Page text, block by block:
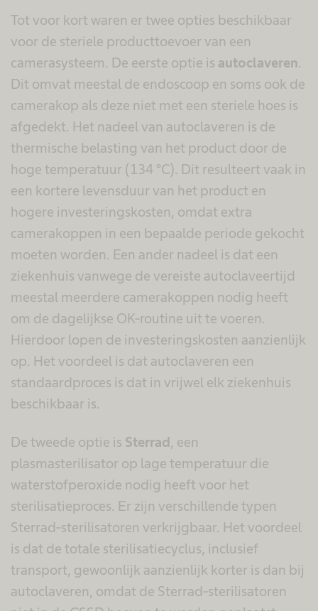
Tot voor kort waren er twee opties beschikbaar
voor de steriele producttoevoer van een
camerasysteem. De eerste optie is autoclaveren.
Dit omvat meestal de endoscoop en soms ook de
camerakop als deze niet met een steriele hoes is
afgedekt. Het nadeel van autoclaveren is de
thermische belasting van het product door de
hoge temperatuur (134 °C). Dit resulteert vaak in
een kortere levensduur van het product en
hogere investeringskosten, omdat extra
camerakoppen in een bepaalde periode gekocht
moeten worden. Een ander nadeel is dat een
ziekenhuis vanwege de vereiste autoclaveertijd
meestal meerdere camerakoppen nodig heeft
om de dagelijkse OK-routine uit te voeren.
Hierdoor lopen de investeringskosten aanzienlijk
op. Het voordeel is dat autoclaveren een
standaardproces is dat in vrijwel elk ziekenhuis
beschikbaar is.
De tweede optie is Sterrad, een
plasmasterilisator op lage temperatuur die
waterstofperoxide nodig heeft voor het
sterilisatieproces. Er zijn verschillende typen
Sterrad-sterilisatoren verkrijgbaar. Het voordeel
is dat de totale sterilisatiecyclus, inclusief
transport, gewoonlijk aanzienlijk korter is dan bij
autoclaveren, omdat de Sterrad-sterilisatoren